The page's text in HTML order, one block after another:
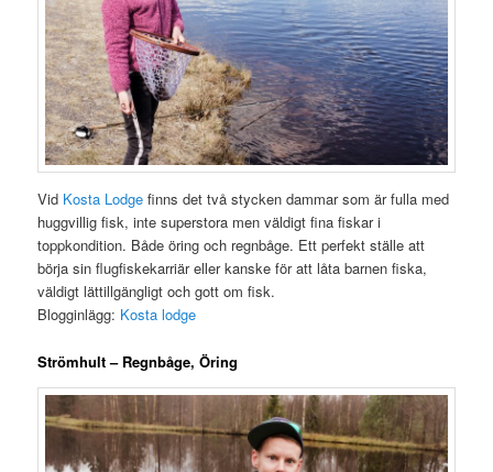
Vid Kosta Lodge finns det två stycken dammar som är fulla med
huggvillig fisk, inte superstora men väldigt fina fiskar i
toppkondition. Både öring och regnbåge. Ett perfekt ställe att
börja sin flugfiskekarriär eller kanske för att låta barnen fiska,
väldigt lättillgängligt och gott om fisk.
Blogginlägg: Kosta lodge
Strömhult – Regnbåge, Öring